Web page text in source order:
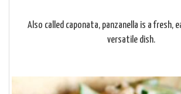
Also called caponata, panzanella is a fresh,
versatile dish.